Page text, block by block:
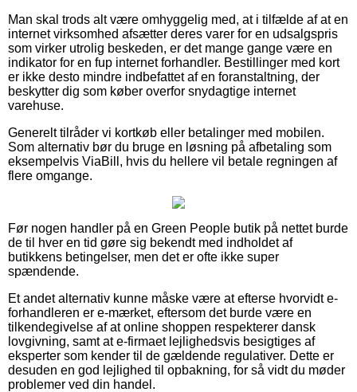
Man skal trods alt være omhyggelig med, at i tilfælde af at en
internet virksomhed afsætter deres varer for en udsalgspris
som virker utrolig beskeden, er det mange gange være en
indikator for en fup internet forhandler. Bestillinger med kort
er ikke desto mindre indbefattet af en foranstaltning, der
beskytter dig som køber overfor snydagtige internet
varehuse.
Generelt tilråder vi kortkøb eller betalinger med mobilen.
Som alternativ bør du bruge en løsning på afbetaling som
eksempelvis ViaBill, hvis du hellere vil betale regningen af
flere omgange.
Før nogen handler på en Green People butik på nettet burde
de til hver en tid gøre sig bekendt med indholdet af
butikkens betingelser, men det er ofte ikke super
spændende.
Et andet alternativ kunne måske være at efterse hvorvidt e-
forhandleren er e-mærket, eftersom det burde være en
tilkendegivelse af at online shoppen respekterer dansk
lovgivning, samt at e-firmaet lejlighedsvis besigtiges af
eksperter som kender til de gældende regulativer. Dette er
desuden en god lejlighed til opbakning, for så vidt du møder
problemer ved din handel.